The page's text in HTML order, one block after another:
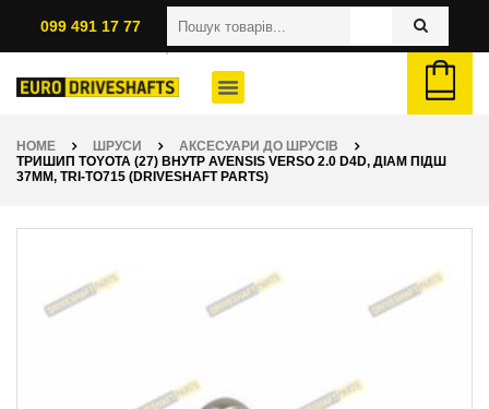
099 491 17 77
HOME ШРУСИ
АКСЕСУАРИ ДО ШРУСІВ
ТРИШИП TOYOTA (27) ВНУТР AVENSIS VERSO 2.0 D4D, ДІАМ ПІДШ
37ММ, TRI-TO715 (DRIVESHAFT PARTS)